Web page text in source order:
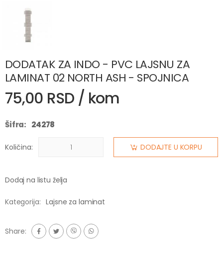
DODATAK ZA INDO - PVC LAJSNU ZA
LAMINAT 02 NORTH ASH - SPOJNICA
75,00 RSD / kom
Šifra: 24278
Količina: DODAJTE U KORPU
Dodaj na listu želja
Kategorija: Lajsne za laminat
Share: